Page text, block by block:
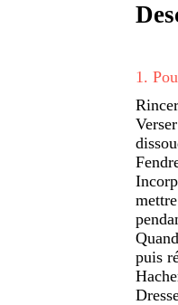
1 .
puis